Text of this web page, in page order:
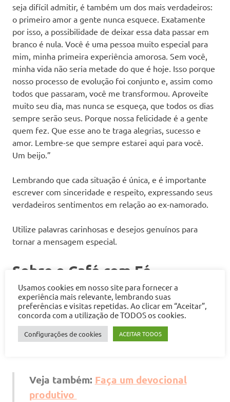
seja difícil admitir, é também um dos mais verdadeiros:
o primeiro amor a gente nunca esquece. Exatamente
por isso, a possibilidade de deixar essa data passar em
branco é nula. Você é uma pessoa muito especial para
mim, minha primeira experiência amorosa. Sem você,
minha vida não seria metade do que é hoje. Isso porque
nosso processo de evolução foi conjunto e, assim como
todos que passaram, você me transformou. Aproveite
muito seu dia, mas nunca se esqueça, que todos os dias
sempre serão seus. Porque nossa felicidade é a gente
quem fez. Que esse ano te traga alegrias, sucesso e
amor. Lembre-se que sempre estarei aqui para você.
Um beijo.”
Lembrando que cada situação é única, e é importante
escrever com sinceridade e respeito, expressando seus
verdadeiros sentimentos em relação ao ex-namorado.
Utilize palavras carinhosas e desejos genuínos para
tornar a mensagem especial.
Sobre o Café com Fé
O Café com Fé surgiu com o objetivo de anunciar o
Evangelho de Jesus Cristo por meio de palavras de
fé baseadas na Bíblia Sagrada. Aqui, você encontra
versículos bíblicos, devocionais, notícias e
Veja também: Faça um devocional
produtivo
Usamos cookies em nosso site para fornecer a
experiência mais relevante, lembrando suas
preferências e visitas repetidas. Ao clicar em “Aceitar”,
concorda com a utilização de TODOS os cookies.
Configurações de cookies ACEITAR TODOS